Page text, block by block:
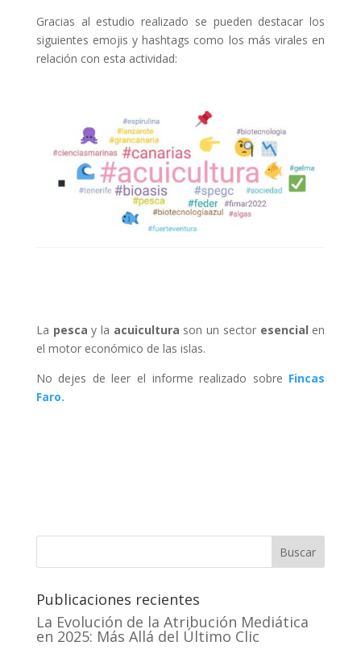
Gracias al estudio realizado se pueden destacar los
siguientes emojis y hashtags como los más virales en
relación con esta actividad:
La pesca y la acuicultura son un sector esencial en
el motor económico de las islas.
No dejes de leer el informe realizado sobre Fincas
Faro.
Buscar
Publicaciones recientes
La Evolución de la Atribución Mediática
en 2025: Más Allá del Último Clic